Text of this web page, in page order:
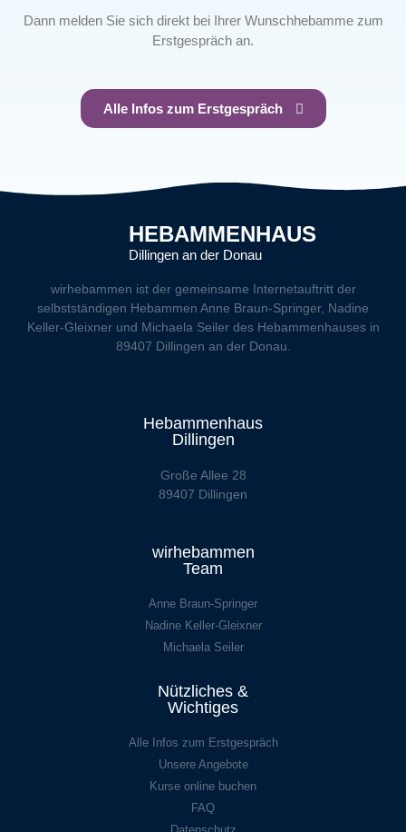
Dann melden Sie sich direkt bei Ihrer Wunschhebamme zum
Erstgespräch an.
Alle Infos zum Erstgespräch
HEBAMMENHAUS
Dillingen an der Donau
wirhebammen ist der gemeinsame Internetauftritt der
selbstständigen Hebammen Anne Braun-Springer, Nadine
Keller-Gleixner und Michaela Seiler des Hebammenhauses in
89407 Dillingen an der Donau.
Hebammenhaus
Dillingen
Große Allee 28
89407 Dillingen
wirhebammen
Team
Anne Braun-Springer
Nadine Keller-Gleixner
Michaela Seiler
Nützliches &
Wichtiges
Alle Infos zum Erstgespräch
Unsere Angebote
Kurse online buchen
FAQ